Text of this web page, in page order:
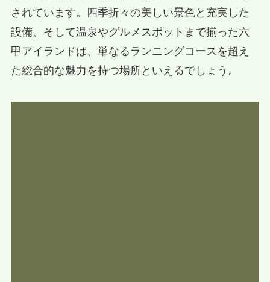
されています。四季折々の美しい景色と充実した
設備、そして温泉やグルメスポットまで揃った六
甲アイランドは、単なるランニングコースを超え
た総合的な魅力を持つ場所といえるでしょう。